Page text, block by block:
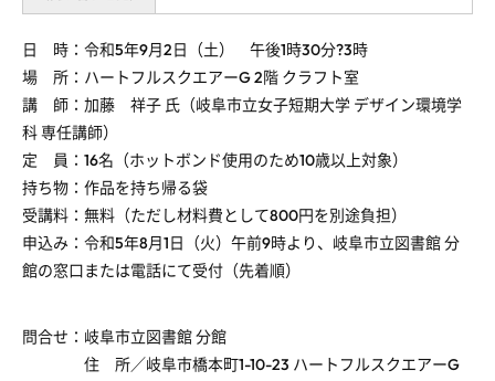
日 時：令和5年9月2日（土） 午後1時30分?3時
場 所：ハートフルスクエアーG 2階 クラフト室
講 師：加藤 祥子 氏（岐阜市立女子短期大学 デザイン環境学
科 専任講師）
定 員：16名（ホットボンド使用のため10歳以上対象）
持ち物：作品を持ち帰る袋
受講料：無料（ただし材料費として800円を別途負担）
申込み：令和5年8月1日（火）午前9時より、岐阜市立図書館 分
館の窓口または電話にて受付（先着順）
問合せ：岐阜市立図書館 分館
住 所／岐阜市橋本町1-10-23 ハートフルスクエアーG